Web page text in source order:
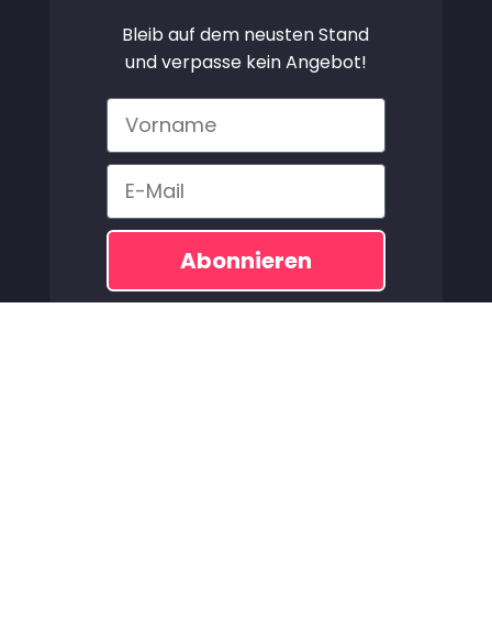
Bleib auf dem neusten Stand
und verpasse kein Angebot!
Vorname
Email
Abonnieren